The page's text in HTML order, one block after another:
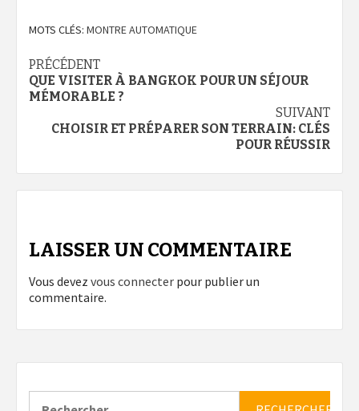
MOTS CLÉS: MONTRE AUTOMATIQUE
Navigation
d’article
PRÉCÉDENT
QUE VISITER À BANGKOK POUR UN SÉJOUR
MÉMORABLE ?
SUIVANT
CHOISIR ET PRÉPARER SON TERRAIN: CLÉS
POUR RÉUSSIR
LAISSER UN COMMENTAIRE
Vous devez vous connecter pour publier un
commentaire.